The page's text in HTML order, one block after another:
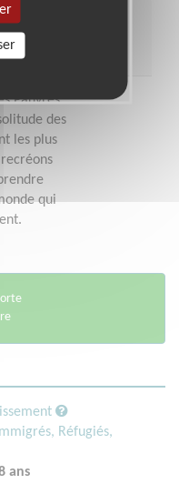
des
de-France
Pauvres
des
les plus
qui
Immigrés, Réfugiés,
ans